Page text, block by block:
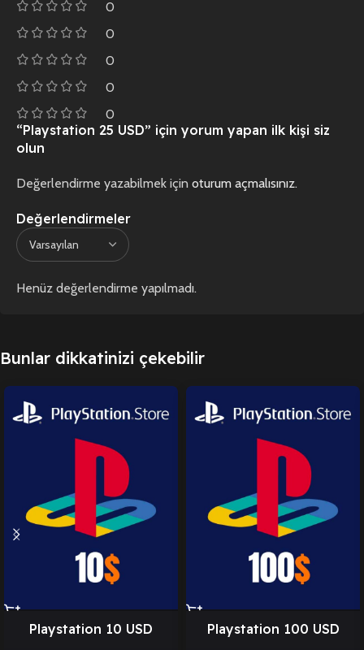
0
0
0
0
0
Değerlendirmeler
Henüz değerlendirme yapılmadı.
“Playstation 25 USD” için yorum yapan ilk kişi siz
olun
Değerlendirme yazabilmek için oturum açmalısınız.
Bunlar dikkatinizi çekebilir
Playstation 10 USD Playstation 100 USD